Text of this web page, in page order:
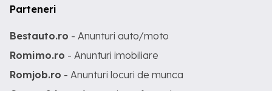
Parteneri
Bestauto.ro - Anunturi auto/moto
Romimo.ro - Anunturi imobiliare
Romjob.ro - Anunturi locuri de munca